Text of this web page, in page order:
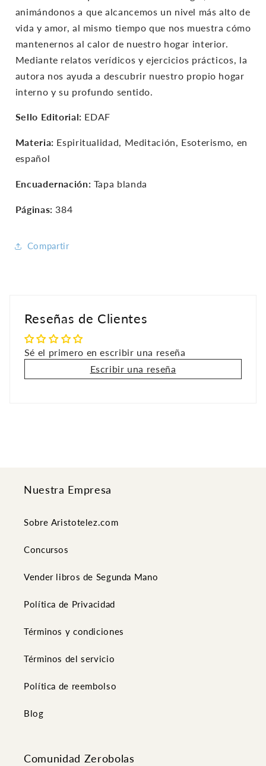
animándonos a que alcancemos un nivel más alto de
vida y amor, al mismo tiempo que nos muestra cómo
mantenernos al calor de nuestro hogar interior.
Mediante relatos verídicos y ejercicios prácticos, la
autora nos ayuda a descubrir nuestro propio hogar
interno y su profundo sentido.
Sello Editorial: EDAF
Materia: Espiritualidad, Meditación, Esoterismo, en
español
Encuadernación: Tapa blanda
Páginas: 384
Compartir
Reseñas de Clientes
Sé el primero en escribir una reseña
Escribir una reseña
Nuestra Empresa
Sobre Aristotelez.com
Concursos
Vender libros de Segunda Mano
Política de Privacidad
Términos y condiciones
Términos del servicio
Política de reembolso
Blog
Comunidad Zerobolas